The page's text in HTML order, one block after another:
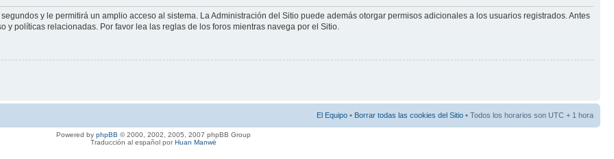
y le permitirá un amplio acceso al sistema. La Administración del Sitio puede además otorgar permisos adicionales a los usuarios registrados. Antes
políticas relacionadas. Por favor lea las reglas de los foros mientras navega por el Sitio.
El Equipo • Borrar todas las cookies del Sitio • Todos los horarios son UTC + 1 hora
Powered by phpBB © 2000, 2002, 2005, 2007 phpBB Group
Traducción al español porHuan Manwë